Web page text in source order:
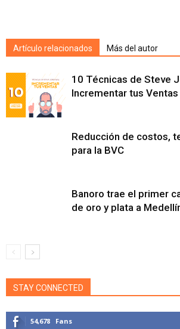
Artículo relacionados Más del autor
10 Técnicas de Steve
Incrementar tus Ventas
Reducción de costos,
para la BVC
Banoro trae el primer
de oro y plata a
STAY CONNECTED
54,678 Fans